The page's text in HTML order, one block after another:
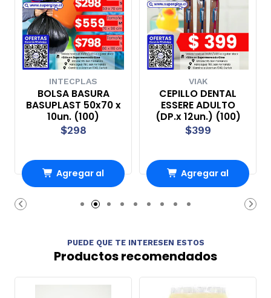
INTECPLAS
BOLSA BASURA
BASUPLAST 50x70 x
10un. (100)
$298
Agregar al
Carro
VIAK
CEPILLO DENTAL
ESSERE ADULTO
(DP.x 12un.) (100)
$399
Agregar al
Carro
PUEDE QUE TE INTERESEN ESTOS
Productos recomendados